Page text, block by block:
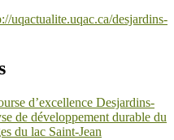
uqactualite.uqac.ca/desjardins-
d’excellence Desjardins-
de développement durable du
du lac Saint-Jean